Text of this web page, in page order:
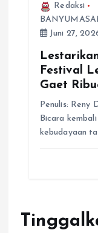
Redaksi
Juni 27,
Festival
Gaet
Penulis: Reny
Bicara
kebudayaan